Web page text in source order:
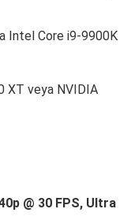
Intel Core i9-9900K
XT veya NVIDIA
@ 30 FPS, Ultra